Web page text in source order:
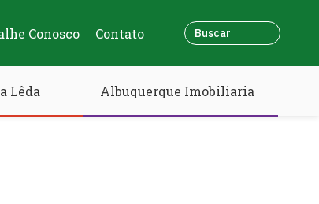
Conosco Contato
Lêda Albuquerque Imobiliaria